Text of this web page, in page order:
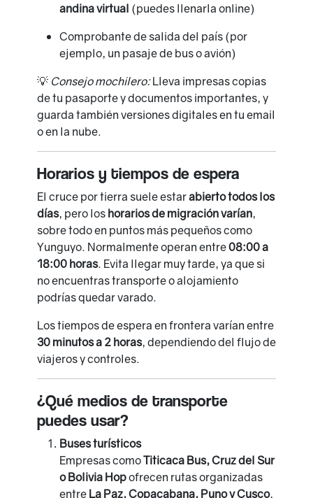
andina virtual (puedes llenarla online)
Comprobante de salida del país (por
ejemplo, un pasaje de bus o avión)
💡 Consejo mochilero:Lleva impresas copias
de tu pasaporte y documentos importantes, y
guarda también versiones digitales en tu email
o en la nube.
Horarios y tiempos de espera
El cruce por tierra suele estarabierto todos los
días, pero los horarios de migración varían,
sobre todo en puntos más pequeños como
Yunguyo. Normalmente operan entre08:00 a
18:00 horas. Evita llegar muy tarde, ya que si
no encuentras transporte o alojamiento
podrías quedar varado.
Los tiempos de espera en frontera varían entre
30 minutos a 2 horas, dependiendo del flujo de
viajeros y controles.
¿Qué medios de transporte
puedes usar?
Buses turísticos
Empresas comoTiticaca Bus, Cruz del Sur
o Bolivia Hopofrecen rutas organizadas
entre La Paz, Copacabana, Puno y Cusco,